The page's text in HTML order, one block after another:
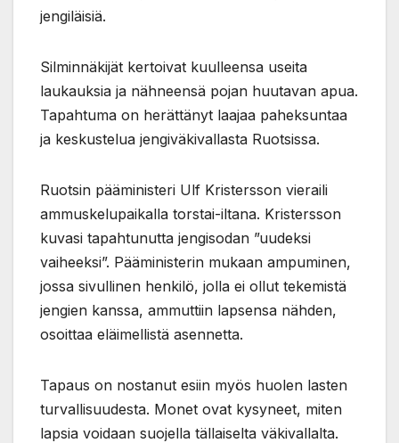
jengiläisiä.
Silminnäkijät kertoivat kuulleensa useita
laukauksia ja nähneensä pojan huutavan apua.
Tapahtuma on herättänyt laajaa paheksuntaa
ja keskustelua jengiväkivallasta Ruotsissa.
Ruotsin pääministeri Ulf Kristersson vieraili
ammuskelupaikalla torstai-iltana. Kristersson
kuvasi tapahtunutta jengisodan ”uudeksi
vaiheeksi”. Pääministerin mukaan ampuminen,
jossa sivullinen henkilö, jolla ei ollut tekemistä
jengien kanssa, ammuttiin lapsensa nähden,
osoittaa eläimellistä asennetta.
Tapaus on nostanut esiin myös huolen lasten
turvallisuudesta. Monet ovat kysyneet, miten
lapsia voidaan suojella tällaiselta väkivallalta.